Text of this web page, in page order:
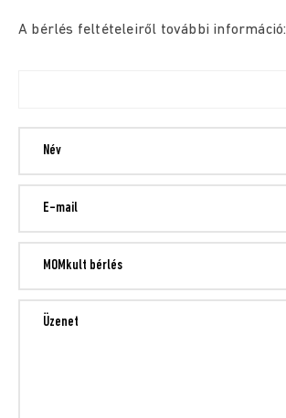
A bérlés feltételeiről további információ: